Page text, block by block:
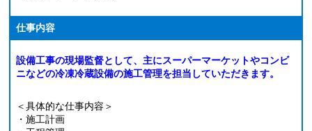
仕事内容
設備工事の現場監督として、主にスーパーマーケットやコンビ
ニなどの冷凍冷蔵設備の施工管理を担当していただきます。
＜具体的な仕事内容＞
・施工計画